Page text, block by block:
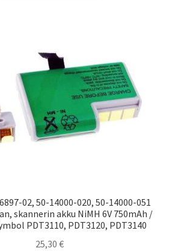
02, 50-14000-020, 50-14000-051
skannerin akku NiMH 6V 750mAh /
PDT3110, PDT3120, PDT3140
25,30 €